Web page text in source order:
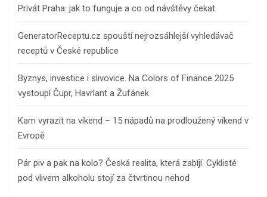
Privát Praha: jak to funguje a co od návštěvy čekat
GeneratorReceptu.cz spouští nejrozsáhlejší vyhledávač
receptů v České republice
Byznys, investice i slivovice. Na Colors of Finance 2025
vystoupí Čupr, Havrlant a Žufánek
Kam vyrazit na víkend – 15 nápadů na prodloužený víkend v
Evropě
Pár piv a pak na kolo? Česká realita, která zabíjí. Cyklisté
pod vlivem alkoholu stojí za čtvrtinou nehod